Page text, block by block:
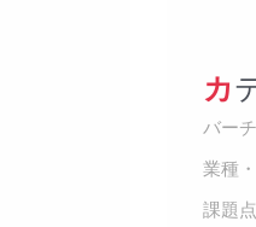
バー
業種
課題点